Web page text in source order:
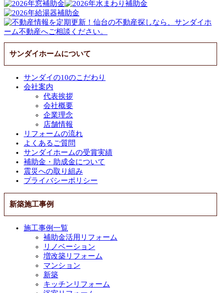
サンダイホームについて
サンダイの10のこだわり
会社案内
代表挨拶
会社概要
企業理念
店舗情報
リフォームの流れ
よくあるご質問
サンダイホームの受賞実績
補助金・助成金について
震災への取り組み
プライバシーポリシー
新築施工事例
施工事例一覧
補助金活用リフォーム
リノベーション
増改築リフォーム
マンション
新築
キッチンリフォーム